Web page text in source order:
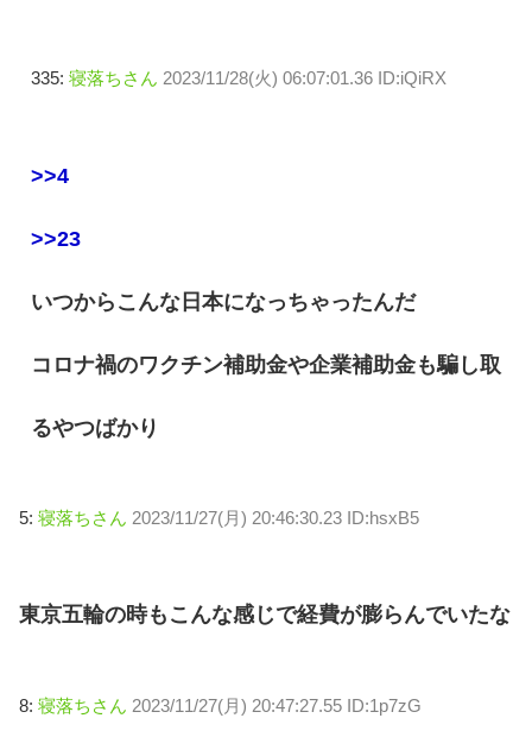
335: 寝落ちさん 2023/11/28(火) 06:07:01.36 ID:iQiRX
>>4
>>23
いつからこんな日本になっちゃったんだ
コロナ禍のワクチン補助金や企業補助金も騙し取
るやつばかり
5: 寝落ちさん 2023/11/27(月) 20:46:30.23 ID:hsxB5
東京五輪の時もこんな感じで経費が膨らんでいたな
8: 寝落ちさん 2023/11/27(月) 20:47:27.55 ID:1p7zG